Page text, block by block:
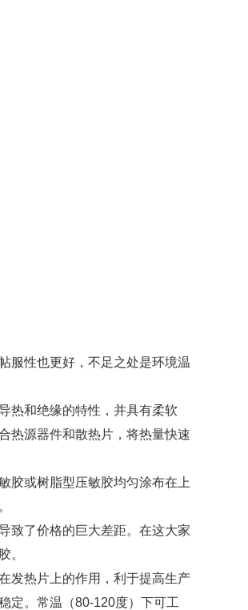
服性也更好，不足之处是环境温
热和绝缘的特性，并具有柔软
热源器件和散热片，将热量快速
胶或树脂型压敏胶均匀涂布在上
致了价格的巨大差距。在这大家
。
发热片上的作用，利于提高生产
定。常温（80-120度）下可工